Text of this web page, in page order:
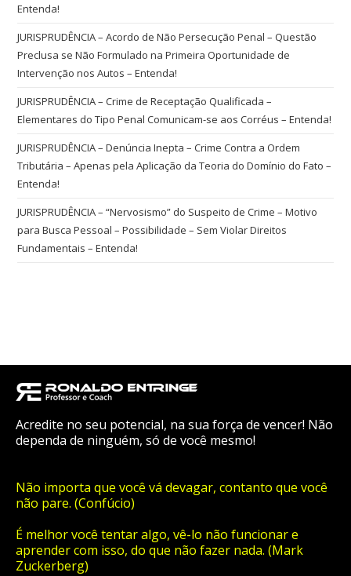
Entenda!
JURISPRUDÊNCIA – Acordo de Não Persecução Penal – Questão
Preclusa se Não Formulado na Primeira Oportunidade de
Intervenção nos Autos – Entenda!
JURISPRUDÊNCIA – Crime de Receptação Qualificada –
Elementares do Tipo Penal Comunicam-se aos Corréus – Entenda!
JURISPRUDÊNCIA – Denúncia Inepta – Crime Contra a Ordem
Tributária – Apenas pela Aplicação da Teoria do Domínio do Fato –
Entenda!
JURISPRUDÊNCIA – “Nervosismo” do Suspeito de Crime – Motivo
para Busca Pessoal – Possibilidade – Sem Violar Direitos
Fundamentais – Entenda!
Acredite no seu potencial, na sua força de vencer! Não
dependa de ninguém, só de você mesmo!
Não importa que você vá devagar, contanto que você
não pare. (Confúcio)
É melhor você tentar algo, vê-lo não funcionar e
aprender com isso, do que não fazer nada. (Mark
Zuckerberg)